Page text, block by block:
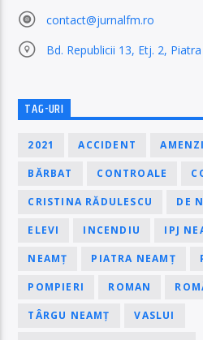
contact@jurnalfm.ro
Bd. Republicii 13, Etj. 2,
TAG-URI
2021 ACCIDENT AMENZI
BĂRBAT CONTROALE
CRISTINA RĂDULESCU DE
ELEVI INCENDIU IPJ
NEAMȚ PIATRA NEAMȚ
POMPIERI ROMAN
TÂRGU NEAMȚ VASLUI